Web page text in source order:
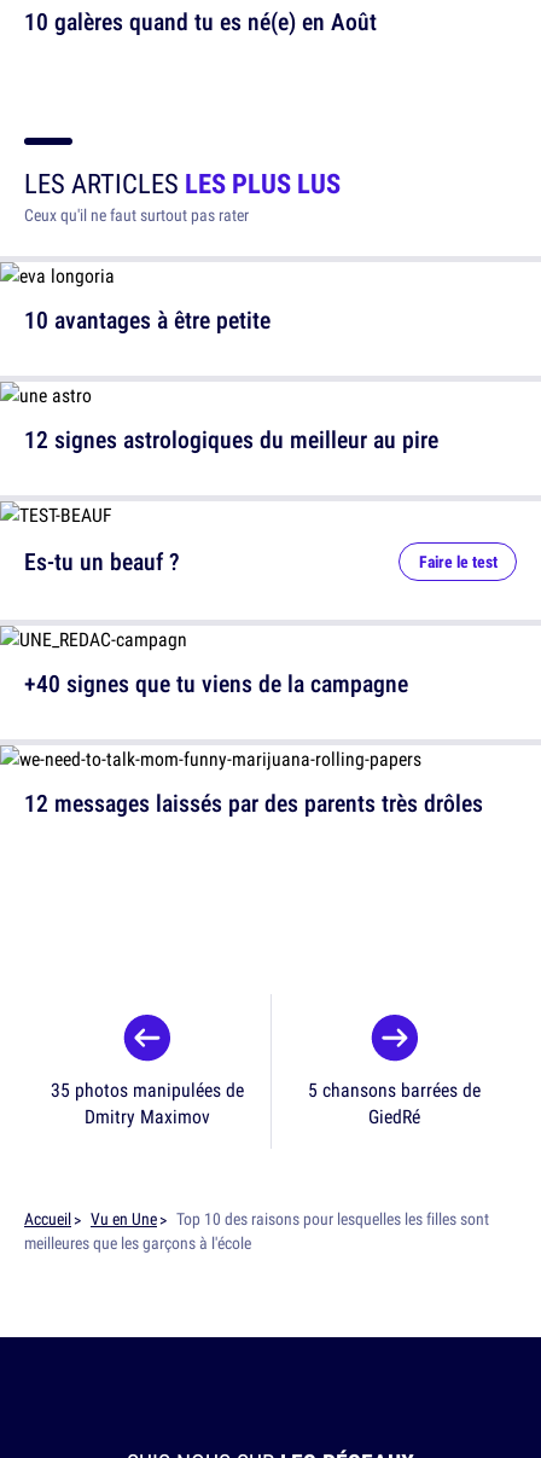
10 galères quand tu es né(e) en Août
LES ARTICLES LES PLUS LUS
Ceux qu'il ne faut surtout pas rater
10 avantages à être petite
12 signes astrologiques du meilleur au pire
12 messages laissés par des parents très drôles
Es-tu un beauf ? Faire le test
+40 signes que tu viens de la campagne
35 photos manipulées de
Dmitry Maximov
5 chansons barrées de
GiedRé
Accueil Vu en Une
Top 10 des raisons pour lesquelles les filles sont
meilleures que les garçons à l'école